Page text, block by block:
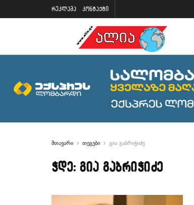
რეკლამა კონტაქტი
მთავარი თეგები გია გაბრიჭიძე
ჭდე: გია გაბრიჭიძე